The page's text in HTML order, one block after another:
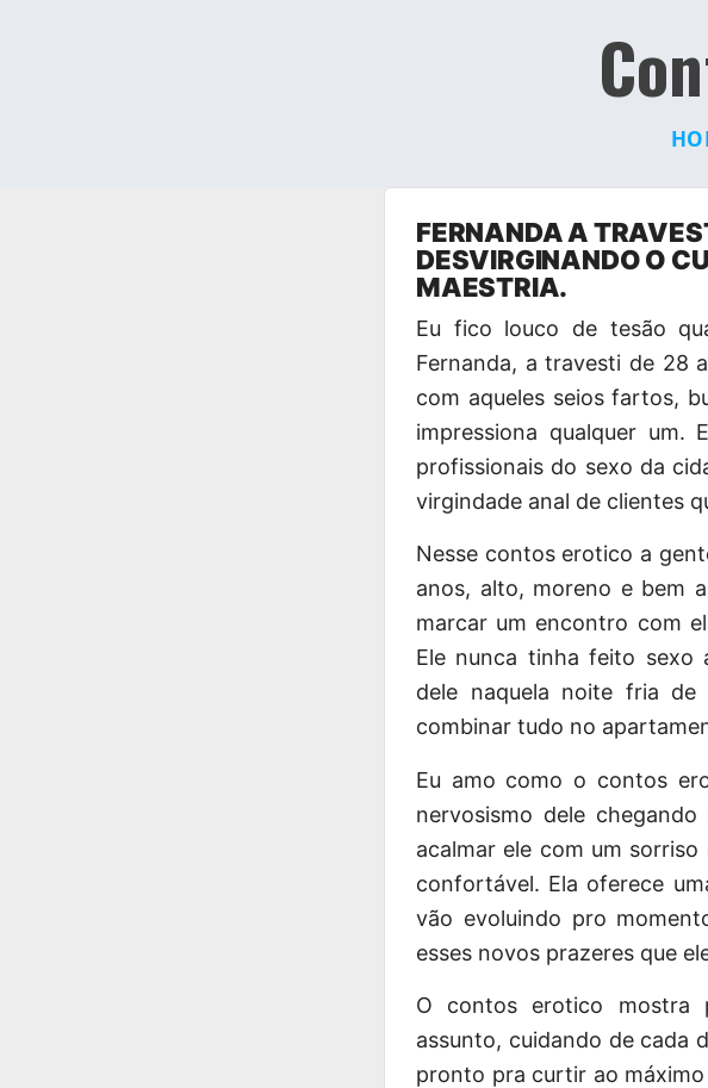
FERNANDA A
DESVIRGINANDO O
MAESTRIA.
Eu fico louco de tesão
Fernanda, a travesti de 28
com aqueles seios fartos,
impressiona qualquer um.
profissionais do sexo da
virgindade anal de clientes
Nesse contos erotico a
anos, alto, moreno e bem
marcar um encontro com
Ele nunca tinha feito sexo
dele naquela noite fria de
combinar tudo no
Eu amo como o contos
nervosismo dele
acalmar ele com um
confortável. Ela oferece
vão evoluindo pro
esses novos prazeres que
O contos erotico mostra
assunto, cuidando de cada
pronto pra curtir ao